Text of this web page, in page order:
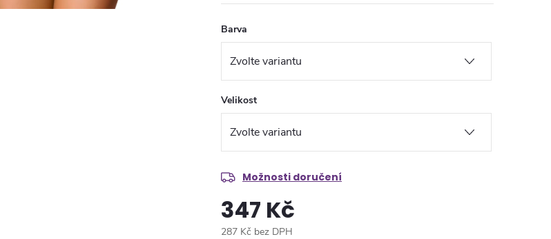
Barva
Velikost
Možnosti doručení
347 Kč
287 Kč bez DPH